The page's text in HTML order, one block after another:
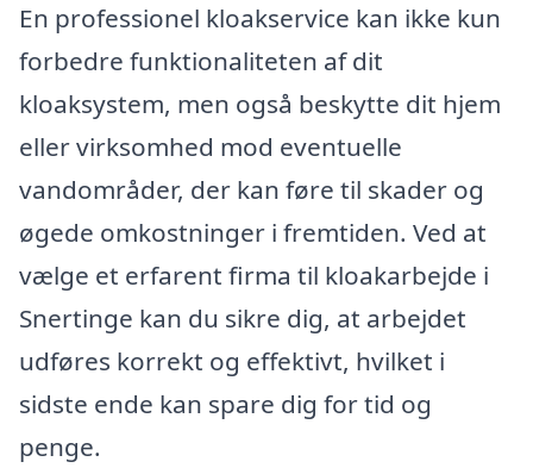
En professionel kloakservice kan ikke kun
forbedre funktionaliteten af dit
kloaksystem, men også beskytte dit hjem
eller virksomhed mod eventuelle
vandområder, der kan føre til skader og
øgede omkostninger i fremtiden. Ved at
vælge et erfarent firma til kloakarbejde i
Snertinge kan du sikre dig, at arbejdet
udføres korrekt og effektivt, hvilket i
sidste ende kan spare dig for tid og
penge.